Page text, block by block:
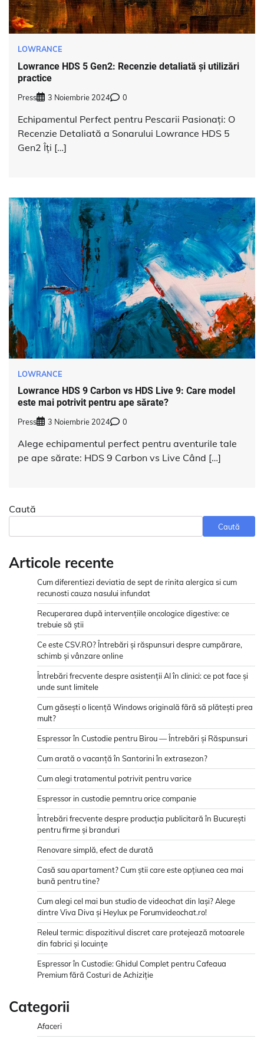
LOWRANCE
Lowrance HDS 5 Gen2: Recenzie detaliată și utilizări
practice
Press 3 Noiembrie 2024 0
Echipamentul Perfect pentru Pescarii Pasionați: O
Recenzie Detaliată a Sonarului Lowrance HDS 5
Gen2 Îți […]
LOWRANCE
Lowrance HDS 9 Carbon vs HDS Live 9: Care model
este mai potrivit pentru ape sărate?
Press 3 Noiembrie 2024 0
Alege echipamentul perfect pentru aventurile tale
pe ape sărate: HDS 9 Carbon vs Live Când […]
Caută
Caută
Articole recente
Cum diferentiezi deviatia de sept de rinita alergica si cum
recunosti cauza nasului infundat
Recuperarea după intervențiile oncologice digestive: ce
trebuie să știi
Ce este CSV.RO? Întrebări și răspunsuri despre cumpărare,
schimb și vânzare online
Întrebări frecvente despre asistenții AI în clinici: ce pot face și
unde sunt limitele
Cum găsești o licență Windows originală fără să plătești prea
mult?
Espressor în Custodie pentru Birou — Întrebări și Răspunsuri
Cum arată o vacanță în Santorini în extrasezon?
Cum alegi tratamentul potrivit pentru varice
Espressor in custodie pemntru orice companie
Întrebări frecvente despre producția publicitară în București
pentru firme și branduri
Renovare simplă, efect de durată
Casă sau apartament? Cum știi care este opțiunea cea mai
bună pentru tine?
Cum alegi cel mai bun studio de videochat din Iași? Alege
dintre Viva Diva și Heylux pe Forumvideochat.ro!
Releul termic: dispozitivul discret care protejează motoarele
din fabrici și locuințe
Espressor în Custodie: Ghidul Complet pentru Cafeaua
Premium fără Costuri de Achiziție
Categorii
Afaceri